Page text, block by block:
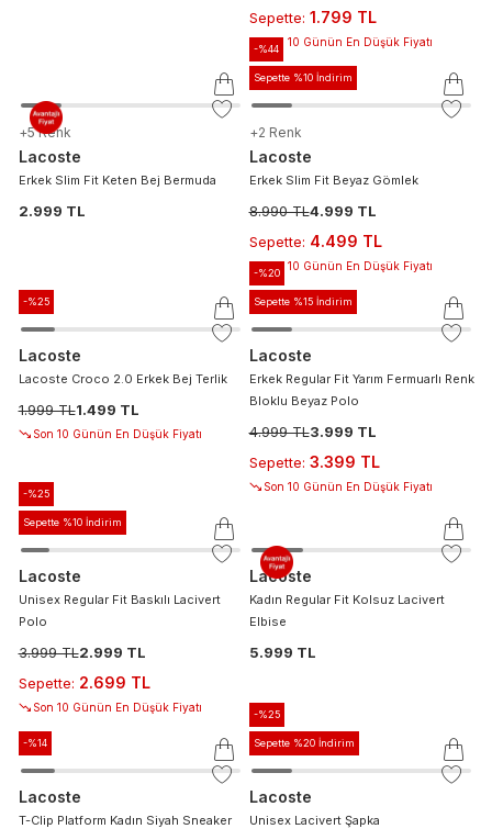
Sepette: 1.799 TL
Son 10 Günün En Düşük Fiyatı
+5 Renk
Lacoste
Erkek Slim Fit Keten Bej Bermuda
2.999 TL
-%44
Sepette %10 İndirim
+2 Renk
Lacoste
Erkek Slim Fit Beyaz Gömlek
8.990 TL4.999 TL
Sepette: 4.499 TL
Son 10 Günün En Düşük Fiyatı
-%25
Lacoste
Lacoste Croco 2.0 Erkek Bej Terlik
1.999 TL1.499 TL
Son 10 Günün En Düşük Fiyatı
-%20
Sepette %15 İndirim
Lacoste
Erkek Regular Fit Yarım Fermuarlı Renk
Bloklu Beyaz Polo
4.999 TL3.999 TL
Sepette: 3.399 TL
Son 10 Günün En Düşük Fiyatı
-%25
Sepette %10 İndirim
Lacoste
Unisex Regular Fit Baskılı Lacivert
Polo
3.999 TL2.999 TL
Sepette: 2.699 TL
Son 10 Günün En Düşük Fiyatı
Lacoste
Kadın Regular Fit Kolsuz Lacivert
Elbise
5.999 TL
-%14
Lacoste
T-Clip Platform Kadın Siyah Sneaker
-%25
Sepette %20 İndirim
Lacoste
Unisex Lacivert Şapka